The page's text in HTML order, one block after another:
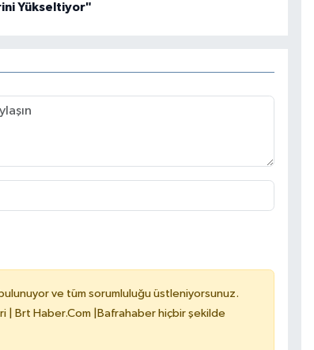
Yükseltiyor"
ve tüm sorumluluğu üstleniyorsunuz.
| Brt Haber.Com |Bafrahaber hiçbir şekilde